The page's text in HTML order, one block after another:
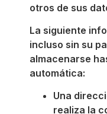
otros de sus
La siguiente
incluso sin su
almacenarse
automática:
Una
realiza la